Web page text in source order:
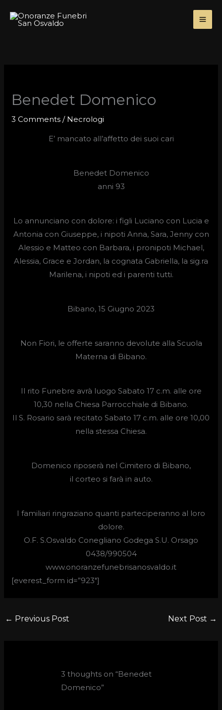
Benedet Domenico
3 Comments / Necrologi
E’ mancato all’affetto dei suoi cari
Benedet Domenico
anni 93
Lo annunciano con dolore: i figli Luciano con Lucia e
Antonia con Giuseppe, i nipoti Anna, Sara, Jenny con
Alessio e Matteo con Barbara, i pronipoti Michael,
Alessia, Grace e Jordan, la cognata Gabriella, la sig.ra
Marilena, i nipoti ed i parenti tutti.
Bibano, 15 Giugno 2023
Non Fiori, le offerte saranno devolute alla Scuola
Materna di Bibano.
Il rito Funebre avrà luogo Sabato 17 c.m. alle ore
10,30 nella Chiesa Parrocchiale di Bibano.
Il S. Rosario sarà recitato Sabato 17 c.m. alle ore 10,00
nella stessa Chiesa.
Domenico riposerà nel Cimitero di Bibano,
il corteo si farà in auto.
I familiari ringraziano quanti parteciperanno al loro
dolore.
O.F. S.Osvaldo Conegliano Godega S.U. Orsago
0438/990504
www.onoranzefunebrisanosvaldo.it
[everest_form id=”923″]
← Previous Post Next Post →
3 thoughts on “Benedet
Domenico”